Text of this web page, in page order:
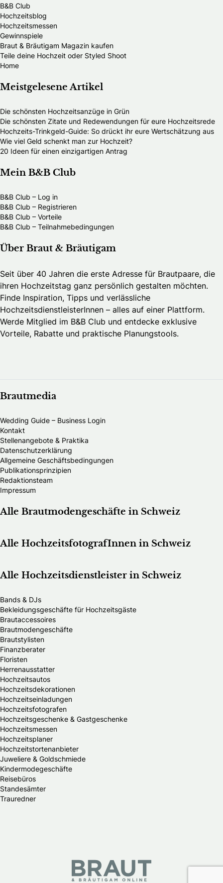
B&B Club
Hochzeitsblog
Hochzeitsmessen
Gewinnspiele
Braut & Bräutigam Magazin kaufen
Teile deine Hochzeit oder Styled Shoot
Home
Meistgelesene Artikel
Die schönsten Hochzeitsanzüge in Grün
Die schönsten Zitate und Redewendungen für eure Hochzeitsrede
Hochzeits-Trinkgeld-Guide: So drückt ihr eure Wertschätzung aus
Wie viel Geld schenkt man zur Hochzeit?
20 Ideen für einen einzigartigen Antrag
Mein B&B Club
B&B Club – Log in
B&B Club – Registrieren
B&B Club – Vorteile
B&B Club – Teilnahmebedingungen
Über Braut & Bräutigam
Seit über 40 Jahren die erste Adresse für Brautpaare, die
ihren Hochzeitstag ganz persönlich gestalten möchten.
Finde Inspiration, Tipps und verlässliche
HochzeitsdienstleisterInnen – alles auf einer Plattform.
Werde Mitglied im B&B Club und entdecke exklusive
Vorteile, Rabatte und praktische Planungstools.
Brautmedia
Wedding Guide – Business Login
Kontakt
Stellenangebote & Praktika
Datenschutzerklärung
Allgemeine Geschäftsbedingungen
Publikationsprinzipien
Redaktionsteam
Impressum
Alle Brautmodengeschäfte in Schweiz
Alle HochzeitsfotografInnen in Schweiz
Alle Hochzeitsdienstleister in Schweiz
Bands & DJs
Bekleidungsgeschäfte für Hochzeitsgäste
Brautaccessoires
Brautmodengeschäfte
Brautstylisten
Finanzberater
Floristen
Herrenausstatter
Hochzeitsautos
Hochzeitsdekorationen
Hochzeitseinladungen
Hochzeitsfotografen
Hochzeitsgeschenke & Gastgeschenke
Hochzeitsmessen
Hochzeitsplaner
Hochzeitstortenanbieter
Juweliere & Goldschmiede
Kindermodegeschäfte
Reisebüros
Standesämter
Trauredner